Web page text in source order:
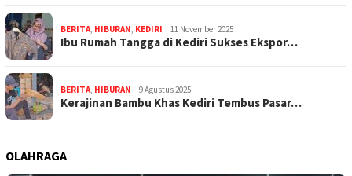
BERITA, HIBURAN, KEDIRI 11 November 2025
Ibu Rumah Tangga di Kediri Sukses Ekspor…
BERITA, HIBURAN 9 Agustus 2025
Kerajinan Bambu Khas Kediri Tembus Pasar…
OLAHRAGA